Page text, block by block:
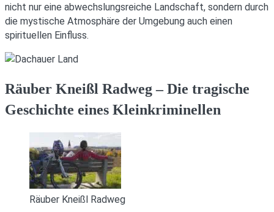
nicht nur eine abwechslungsreiche Landschaft, sondern durch
die mystische Atmosphäre der Umgebung auch einen
spirituellen Einfluss.
Räuber Kneißl Radweg – Die tragische
Geschichte eines Kleinkriminellen
Räuber Kneißl Radweg